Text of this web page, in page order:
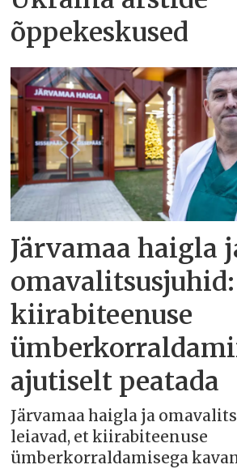
õppekeskused
Järvamaa haigla
omavalitsusjuhid:
kiirabiteenuse
ajutiselt peatada
Järvamaa haigla ja
leiavad, et kiirabiteenuse
ümberkorraldamisega